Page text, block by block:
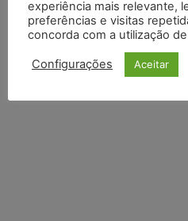
Continuar com X
experiência mais relevante,
preferências e visitas
concorda com a utilização
Configurações Aceitar